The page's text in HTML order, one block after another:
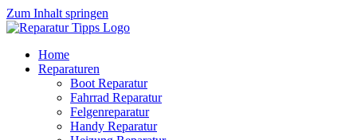
Zum Inhalt springen
Home
Reparaturen
Boot Reparatur
Fahrrad Reparatur
Felgenreparatur
Handy Reparatur